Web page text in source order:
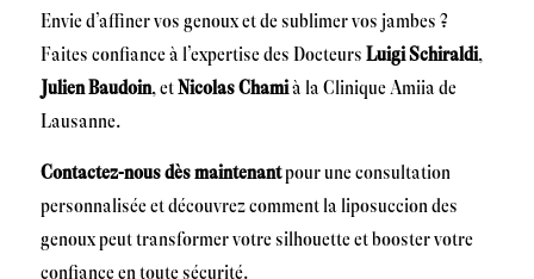
Envie d’affiner vos genoux et de sublimer vos jambes ?
Faites confiance à l’expertise des Docteurs Luigi Schiraldi,
Julien Baudoin, etNicolas Chamià la Clinique Amiia de
Lausanne.
Contactez-nous dès maintenantpour une consultation
personnalisée et découvrez comment la liposuccion des
genoux peut transformer votre silhouette et booster votre
confiance en toute sécurité.